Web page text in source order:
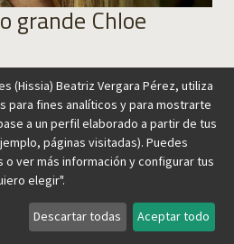
grande Chloe
al carrito
(Hissia) Beatriz Vergara Pérez, utiliza
para fines analíticos y para mostrarte
a un perfil elaborado a partir de tus
páginas visitadas). Puedes
ver más información y configurar tus
elegir".
Descartar todas Aceptar todo